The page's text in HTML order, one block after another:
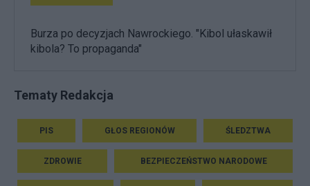
Burza po decyzjach Nawrockiego. "Kibol ułaskawił
kibola? To propaganda"
Tematy Redakcja
PIS GŁOS REGIONÓW ŚLEDZTWA
ZDROWIE BEZPIECZEŃSTWO NARODOWE